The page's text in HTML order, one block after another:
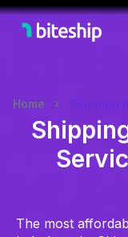
Home
The most